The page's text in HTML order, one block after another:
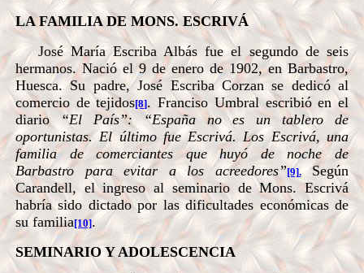
LA FAMILIA DE MONS. ESCRIVÁ
José María Escriba Albás fue el segundo de seis
hermanos. Nació el 9 de enero de 1902, en Barbastro,
Huesca. Su padre, José Escriba Corzan se dedicó al
comercio de tejidos[8]. Franciso Umbral escribió en el
diario“El País”: “España no es un tablero de
oportunistas. El último fue Escrivá. Los Escrivá, una
familia de comerciantes que huyó de noche de
Barbastro para evitar a los acreedores”[9].Según
Carandell, el ingreso al seminario de Mons. Escrivá
habría sido dictado por las dificultades económicas de
su familia[10].
SEMINARIO Y ADOLESCENCIA